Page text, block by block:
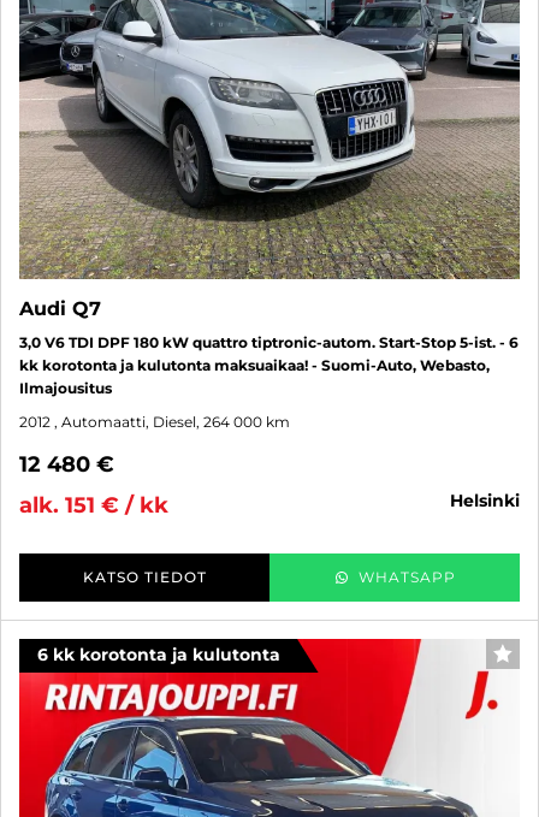
Audi Q7
3,0 V6 TDI DPF 180 kW quattro tiptronic-autom. Start-Stop 5-ist. - 6
kk korotonta ja kulutonta maksuaikaa! - Suomi-Auto, Webasto,
Ilmajousitus
2012 , Automaatti, Diesel, 264 000 km
12 480 €
alk. 151 € / kk
helsinki
KATSO TIEDOT WHATSAPP
6 kk korotonta ja kulutonta